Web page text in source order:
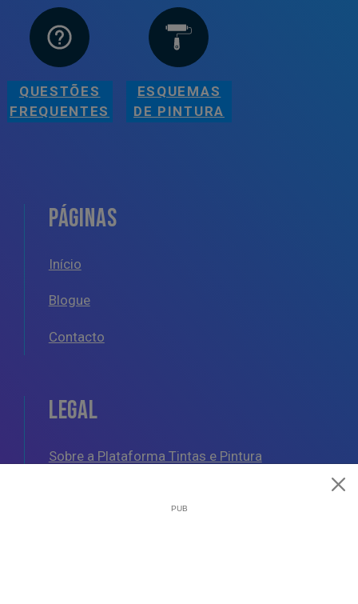
QUESTÕES
FREQUENTES
ESQUEMAS
DE PINTURA
PÁGINAS
Início
Blogue
Contacto
LEGAL
Sobre a Plataforma Tintas e Pintura